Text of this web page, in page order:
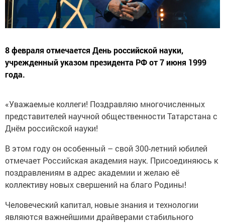
8 февраля отмечается День российской науки,
учрежденный указом президента РФ от 7 июня 1999
года.
«Уважаемые коллеги! Поздравляю многочисленных
представителей научной общественности Татарстана с
Днём российской науки!
В этом году он особенный – свой 300-летний юбилей
отмечает Российская академия наук. Присоединяюсь к
поздравлениям в адрес академии и желаю её
коллективу новых свершений на благо Родины!
Человеческий капитал, новые знания и технологии
являются важнейшими драйверами стабильного